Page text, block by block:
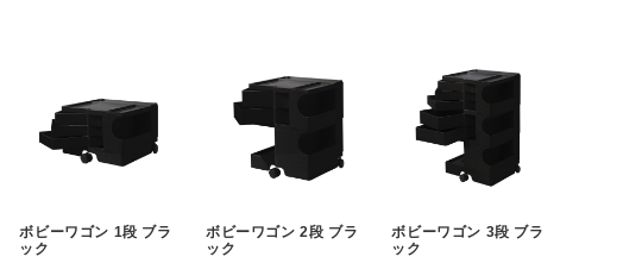
ボビーワゴン 1段 ブラ
ック
ボビーワゴン 2段 ブラ
ック
ボビーワゴン 3段 ブラ
ック